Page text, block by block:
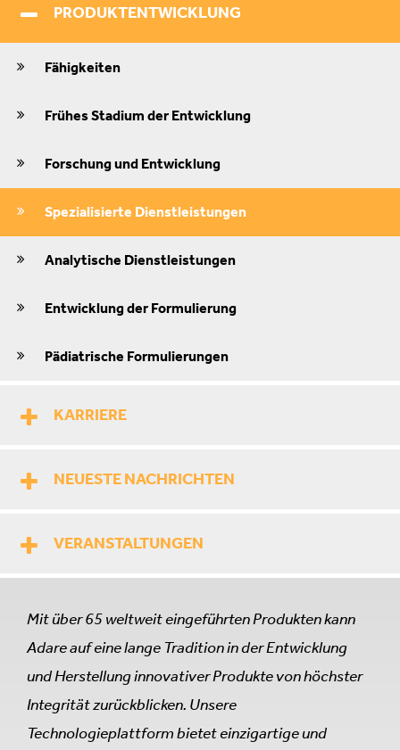
PRODUKTENTWICKLUNG
Fähigkeiten
Frühes Stadium der Entwicklung
Forschung und Entwicklung
Spezialisierte Dienstleistungen
Analytische Dienstleistungen
Entwicklung der Formulierung
Pädiatrische Formulierungen
KARRIERE
NEUESTE NACHRICHTEN
VERANSTALTUNGEN
Mit über 65 weltweit eingeführten Produkten kann
Adare auf eine lange Tradition in der Entwicklung
und Herstellung innovativer Produkte von höchster
Integrität zurückblicken. Unsere
Technologieplattform bietet einzigartige und